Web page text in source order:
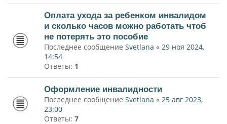
Оплата ухода за ребенком инвалидом
и сколько часов можно работать чтоб
не потерять это пособие
Последнее сообщение Svetlana « 29 ноя 2024,
14:54
Ответы: 1
Оформление инвалидности
Последнее сообщение Svetlana « 25 авг 2023,
23:00
Ответы: 7